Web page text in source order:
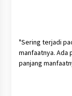
"Sering terjadi
manfaatnya. Ada
panjang